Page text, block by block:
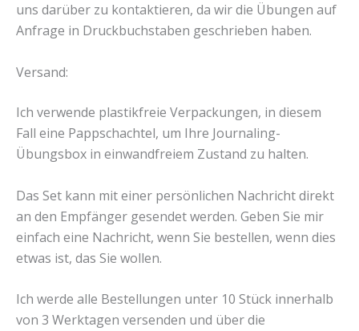
uns darüber zu kontaktieren, da wir die Übungen auf
Anfrage in Druckbuchstaben geschrieben haben.
Versand:
Ich verwende plastikfreie Verpackungen, in diesem
Fall eine Pappschachtel, um Ihre Journaling-
Übungsbox in einwandfreiem Zustand zu halten.
Das Set kann mit einer persönlichen Nachricht direkt
an den Empfänger gesendet werden. Geben Sie mir
einfach eine Nachricht, wenn Sie bestellen, wenn dies
etwas ist, das Sie wollen.
Ich werde alle Bestellungen unter 10 Stück innerhalb
von 3 Werktagen versenden und über die